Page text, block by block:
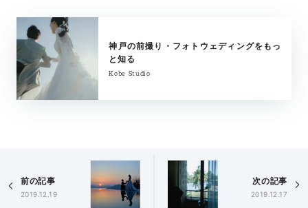
神戸の前撮り・フォトウェディングをもっ
と知る
Kobe Studio
前の記事
2019.12.19
次の記事
2019.12.17